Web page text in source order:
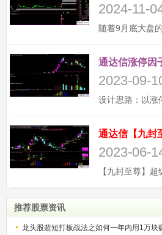
2024-11-
通达信涨停因
2023-09-
2023-06-
推荐股票资讯
龙头股超短打板战法之如何一年内用1万块